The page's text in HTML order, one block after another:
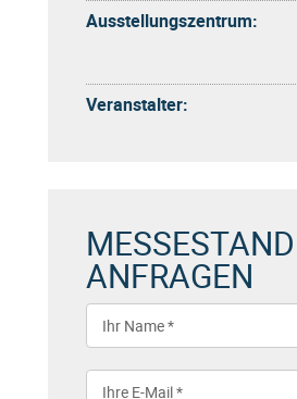
Ausstellungszentrum:
Veranstalter:
MESSESTAND
ANFRAGEN